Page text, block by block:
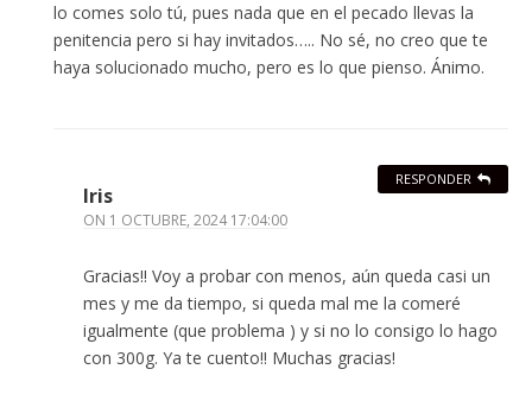
lo comes solo tú, pues nada que en el pecado llevas la
penitencia pero si hay invitados….. No sé, no creo que te
haya solucionado mucho, pero es lo que pienso. Ánimo.
Iris
ON 1 OCTUBRE, 2024 17:04:00
Gracias!! Voy a probar con menos, aún queda casi un
mes y me da tiempo, si queda mal me la comeré
igualmente (que problema ) y si no lo consigo lo hago
con 300g. Ya te cuento!! Muchas gracias!
RESPONDER